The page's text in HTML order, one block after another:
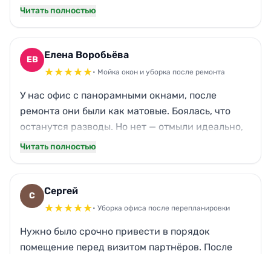
Правда, бригада приехала на 20 минут позже
строительной пыли избавились полностью,
теперь дышится легко. Думаю, ещё обращусь.
Читать полностью
ЕВ Елена Воробьёва
★★★★★• Мойка окон и уборка после ремонта
У нас офис с панорамными окнами, после
ремонта они были как матовые. Боялась, что
останутся разводы. Но нет — отмыли идеально,
теперь солнце беспрепятственно заливает
мусор упаковали, вынесли. Даже кот Василий,
которого я иногда привожу в офис, одобрил
Читать полностью
С Сергей
★★★★★• Уборка офиса после перепланировки
Нужно было срочно привести в порядок
помещение перед визитом партнёров. После